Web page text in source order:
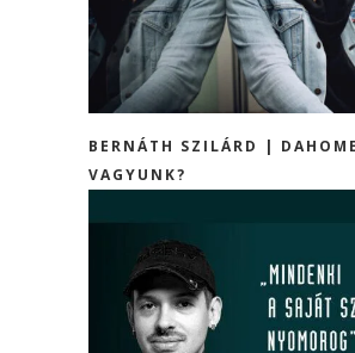
BERNÁTH SZILÁRD |
VAGYUNK?